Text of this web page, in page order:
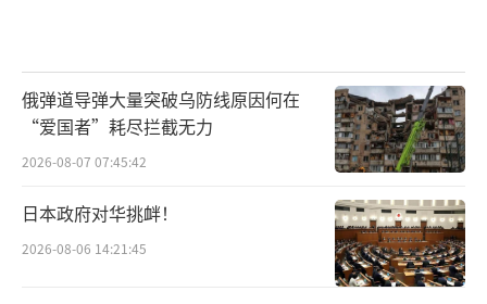
家普遍担忧选择采购F-35将导致国家主权受影
响。即便在美国压力之下，大部分北约国家同
意增加防务开支，欧盟也希望至少50%的欧洲
军事采购流向欧洲本土公司。在此背景下，丹
麦政府12日宣布，丹麦计划以580亿丹麦克朗的
价格购买欧洲制造的防空系统，而非美国
（责任编辑：许朝）
俄弹道导弹大量突破乌防线原因何在
“爱国者”耗尽拦截无力
2026-08-07 07:45:42
日本政府对华挑衅！
2026-08-06 14:21:45